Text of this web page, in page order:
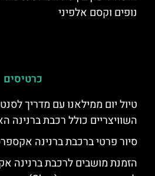
נופים וקסם אלפיני
כרטיסים
טיול יום ממילאנו עם מדריך
השוויצריים כולל רכבת ברנינה
סיור פרטי ברכבת ברנינה
הזמנת מושבים לרכבת ברנינה